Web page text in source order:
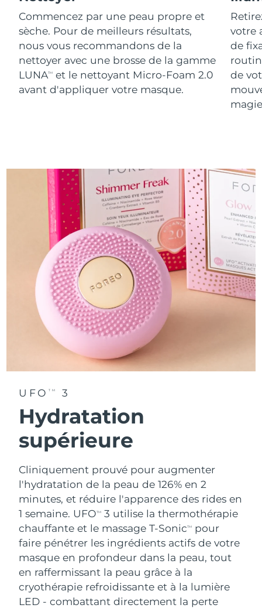
Commencez par une peau propre et
sèche. Pour de meilleurs résultats,
nous vous recommandons de la
nettoyer avec une brosse de la gamme
LUNATM
et le nettoyant Micro-Foam 2.0
avant d'appliquer votre masque.
votre
de
de
UFO TM 3
Hydratation
supérieure
Cliniquement prouvé pour augmenter
l'hydratation de la peau de 126% en 2
minutes, et réduire l'apparence des rides en
1 semaine. UFOTM
3 utilise la thermothérapie
chauffante et le massage T-SonicTM
pour
faire pénétrer les ingrédients actifs de votre
masque en profondeur dans la peau, tout
en raffermissant la peau grâce à la
cryothérapie refroidissante et à la lumière
LED - combattant directement la perte